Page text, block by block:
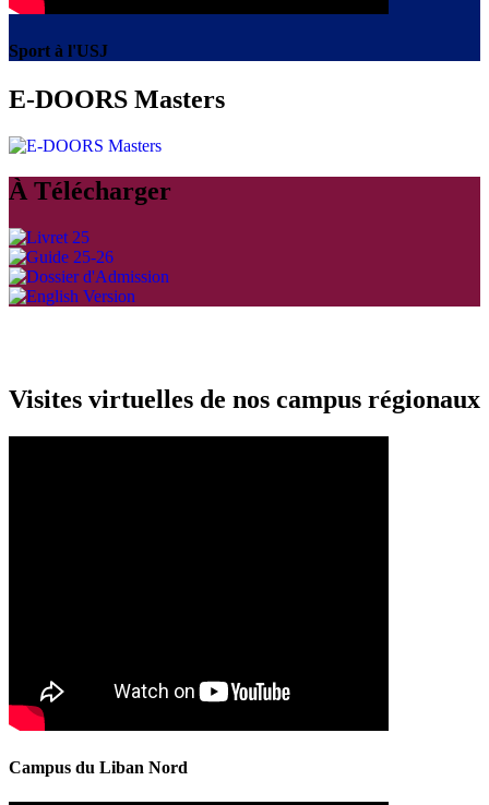
Sport à l'USJ
E-DOORS Masters
À Télécharger
Visites virtuelles de nos campus régionaux
Campus du Liban Nord